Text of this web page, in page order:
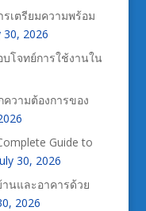
เตรียมความพร้อม
30, 2026
โจทย์การใช้งานใน
วามต้องการของ
Guide to
30, 2026
นและอาคารด้วย
2026